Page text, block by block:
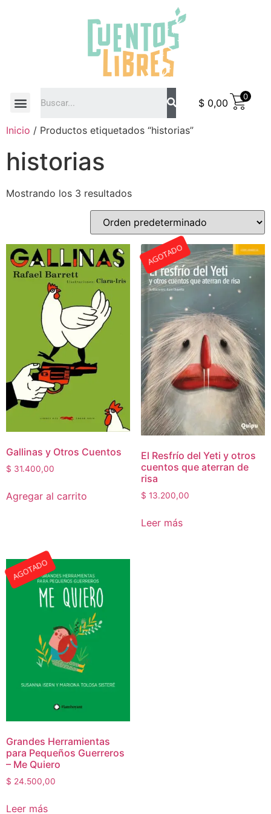
$ 0,00
0
Inicio / Productos etiquetados “historias”
historias
Mostrando los 3 resultados
Gallinas y Otros Cuentos
$ 31.400,00
Agregar al carrito
AGOTADO
El Resfrío del Yeti y otros
cuentos que aterran de
risa
$ 13.200,00
Leer más
AGOTADO
Grandes Herramientas
para Pequeños Guerreros
– Me Quiero
$ 24.500,00
Leer más